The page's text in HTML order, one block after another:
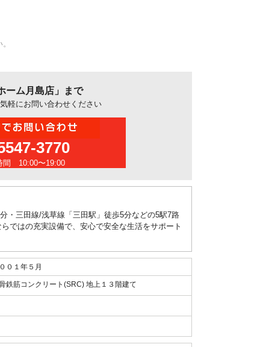
ーム月島店」まで
軽にお問い合わせください
3770
間 10:00〜19:00
・三田線/浅草線「三田駅」徒歩5分などの5駅7路
ではの充実設備で、安心で安全な生活をサポート
０１年５月
鉄筋コンクリート(SRC) 地上１３階建て